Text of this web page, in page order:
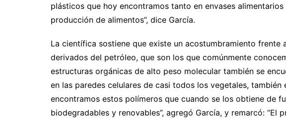
plásticos que hoy encontramos tanto en envases
producción de alimentos”, dice García.
La científica sostiene que existe un acostumbramiento
derivados del petróleo, que son los que comúnmente
estructuras orgánicas de alto peso molecular también se
en las paredes celulares de casi todos los vegetales, también
encontramos estos polímeros que cuando se los obtiene de
biodegradables y renovables”, agregó García, y remarcó: “El